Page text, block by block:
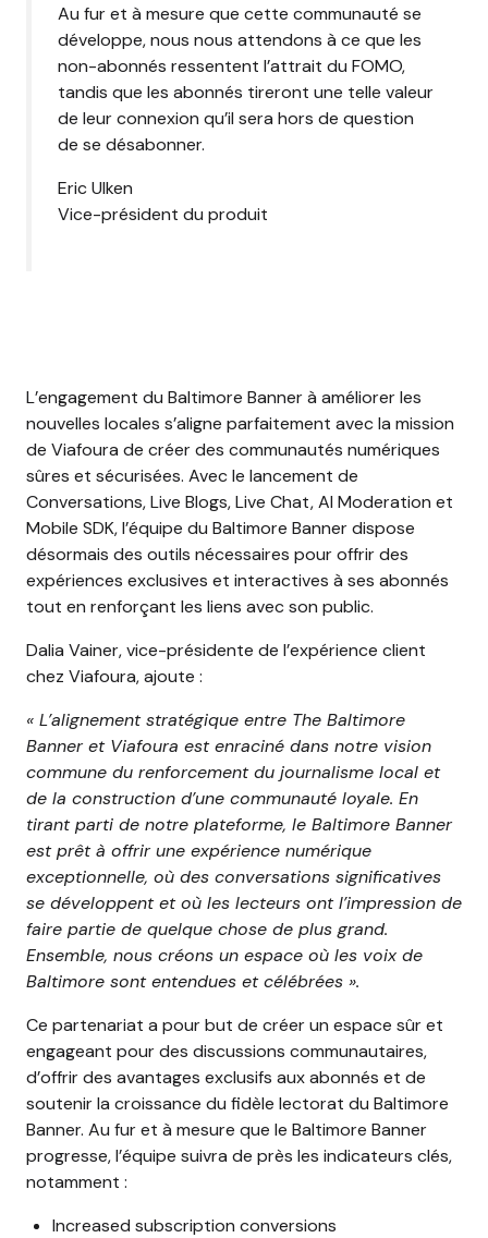
Au fur et à mesure que cette communauté se
développe, nous nous attendons à ce que les
non-abonnés ressentent l’attrait du FOMO,
tandis que les abonnés tireront une telle valeur
de leur connexion qu’il sera hors de question
de se désabonner.
Eric Ulken
Vice-président du produit
L’engagement du Baltimore Banner à améliorer les
nouvelles locales s’aligne parfaitement avec la mission
de Viafoura de créer des communautés numériques
sûres et sécurisées. Avec le lancement de
Conversations, Live Blogs, Live Chat, AI Moderation et
Mobile SDK, l’équipe du Baltimore Banner dispose
désormais des outils nécessaires pour offrir des
expériences exclusives et interactives à ses abonnés
tout en renforçant les liens avec son public.
Dalia Vainer, vice-présidente de l’expérience client
chez Viafoura, ajoute :
« L’alignement stratégique entre The Baltimore
Banner et Viafoura est enraciné dans notre vision
commune du renforcement du journalisme local et
de la construction d’une communauté loyale. En
tirant parti de notre plateforme, le Baltimore Banner
est prêt à offrir une expérience numérique
exceptionnelle, où des conversations significatives
se développent et où les lecteurs ont l’impression de
faire partie de quelque chose de plus grand.
Ensemble, nous créons un espace où les voix de
Baltimore sont entendues et célébrées ».
Ce partenariat a pour but de créer un espace sûr et
engageant pour des discussions communautaires,
d’offrir des avantages exclusifs aux abonnés et de
soutenir la croissance du fidèle lectorat du Baltimore
Banner. Au fur et à mesure que le Baltimore Banner
progresse, l’équipe suivra de près les indicateurs clés,
notamment :
Increased subscription conversions